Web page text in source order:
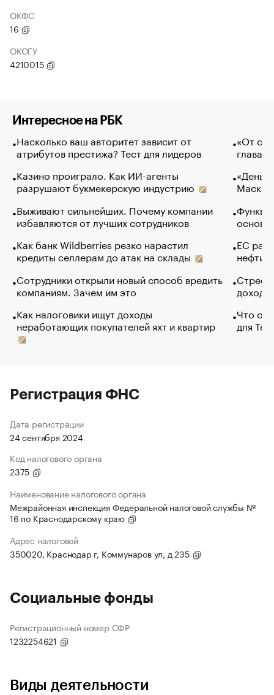
ОКФС
16
ОКОГУ
4210015
Интересное на РБК
Насколько ваш авторитет зависит от
атрибутов престижа? Тест для лидеров
Казино проиграло. Как ИИ-агенты
разрушают букмекерскую индустрию
Выживают сильнейших. Почему компании
избавляются от лучших сотрудников
Как банк Wildberries резко нарастил
кредиты селлерам до атак на склады
Сотрудники открыли новый способ вредить
компаниям. Зачем им это
Как налоговики ищут доходы
неработающих покупателей яхт и квартир
«От
глава
Маск в
основ
ЕС
нефти
Что
для
Регистрация ФНС
Дата регистрации
24 сентября 2024
Код налогового органа
2375
Наименование налогового органа
Межрайонная инспекция Федеральной налоговой службы №
16 по Краснодарскому краю
Адрес налоговой
350020, Краснодар г, Коммунаров ул, д 235
Социальные фонды
Регистрационный номер СФР
1232254621
Виды деятельности